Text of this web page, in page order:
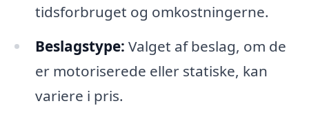
tidsforbruget og omkostningerne.
Beslagstype: Valget af beslag, om de
er motoriserede eller statiske, kan
variere i pris.